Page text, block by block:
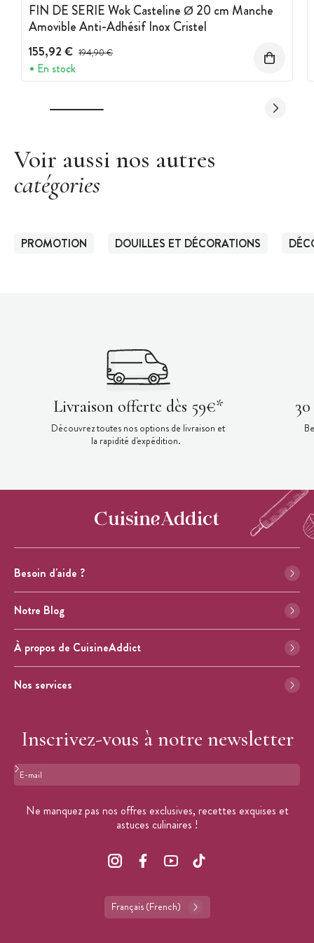
FIN DE SERIE Wok Casteline Ø 20 cm Manche
Amovible Anti-Adhésif Inox Cristel
155,92 € Prix avant réduction :
194,90 €
En stock
Voir aussi nos autres
catégories
PROMOTION DOUILLES ET DÉCORATIONS
Livraison offerte dès 59€*
Découvrez toutes nos options de livraison et
la rapidité d'expédition.
Besoin d'aide ?
Notre Blog
À propos de CuisineAddict
Nos services
Inscrivez-vous à notre newsletter
Format : adresse@email.com
Ne manquez pas nos offres exclusives, recettes exquises et
astuces culinaires !
Français (French)